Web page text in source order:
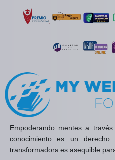
Empoderando mentes a
conocimiento es un
transformadora es asequible